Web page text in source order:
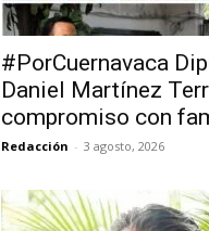
#PorCuernavaca
Daniel Martínez
compromiso con
Redacción - 3 agosto, 2026